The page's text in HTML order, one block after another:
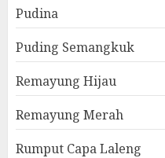
Pudina
Puding Semangkuk
Remayung Hijau
Remayung Merah
Rumput Capa Laleng